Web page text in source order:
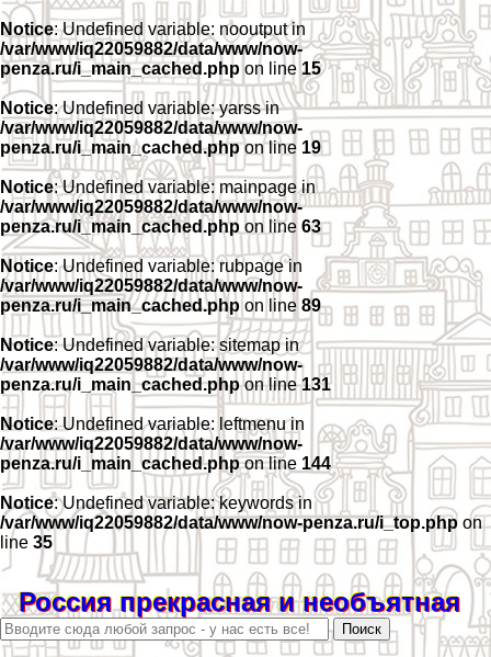
Notice: Undefined variable: nooutput in
/var/www/iq22059882/data/www/now-
penza.ru/i_main_cached.php on line 15
Notice: Undefined variable: yarss in
/var/www/iq22059882/data/www/now-
penza.ru/i_main_cached.phpon line 19
Notice: Undefined variable: mainpage in
/var/www/iq22059882/data/www/now-
penza.ru/i_main_cached.php on line 63
Notice: Undefined variable: rubpage in
/var/www/iq22059882/data/www/now-
penza.ru/i_main_cached.php on line 89
Notice: Undefined variable: sitemap in
/var/www/iq22059882/data/www/now-
penza.ru/i_main_cached.phpon line131
Notice: Undefined variable: leftmenu in
/var/www/iq22059882/data/www/now-
penza.ru/i_main_cached.phpon line 144
Notice: Undefined variable: keywords in
/var/www/iq22059882/data/www/now-penza.ru/i_top.php on
line 35
Россия прекрасная и необъятная